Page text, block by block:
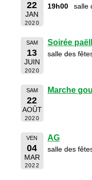
22
JAN
2020
19h00 salle
SAM
13
JUIN
2020
Soirée
salle des
SAM
22
AOÛT
2020
Marche
VEN
04
MAR
2022
AG
salle des